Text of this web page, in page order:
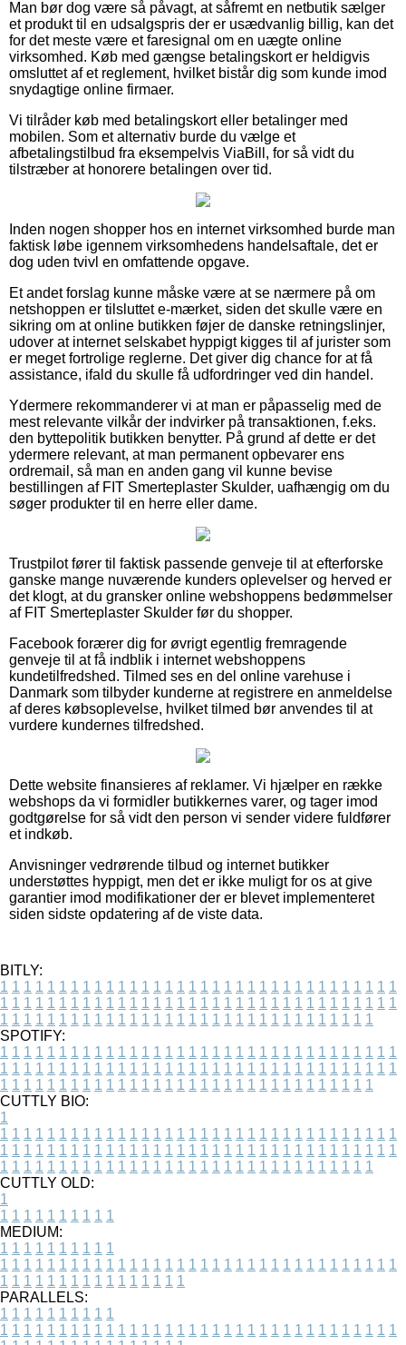
Man bør dog være så påvagt, at såfremt en netbutik sælger
et produkt til en udsalgspris der er usædvanlig billig, kan det
for det meste være et faresignal om en uægte online
virksomhed. Køb med gængse betalingskort er heldigvis
omsluttet af et reglement, hvilket bistår dig som kunde imod
snydagtige online firmaer.
Vi tilråder køb med betalingskort eller betalinger med
mobilen. Som et alternativ burde du vælge et
afbetalingstilbud fra eksempelvis ViaBill, for så vidt du
tilstræber at honorere betalingen over tid.
Inden nogen shopper hos en internet virksomhed burde man
faktisk løbe igennem virksomhedens handelsaftale, det er
dog uden tvivl en omfattende opgave.
Et andet forslag kunne måske være at se nærmere på om
netshoppen er tilsluttet e-mærket, siden det skulle være en
sikring om at online butikken føjer de danske retningslinjer,
udover at internet selskabet hyppigt kigges til af jurister som
er meget fortrolige reglerne. Det giver dig chance for at få
assistance, ifald du skulle få udfordringer ved din handel.
Ydermere rekommanderer vi at man er påpasselig med de
mest relevante vilkår der indvirker på transaktionen, f.eks.
den byttepolitik butikken benytter. På grund af dette er det
ydermere relevant, at man permanent opbevarer ens
ordremail, så man en anden gang vil kunne bevise
bestillingen af FIT Smerteplaster Skulder, uafhængig om du
søger produkter til en herre eller dame.
Trustpilot fører til faktisk passende genveje til at efterforske
ganske mange nuværende kunders oplevelser og herved er
det klogt, at du gransker online webshoppens bedømmelser
af FIT Smerteplaster Skulder før du shopper.
Facebook forærer dig for øvrigt egentlig fremragende
genveje til at få indblik i internet webshoppens
kundetilfredshed. Tilmed ses en del online varehuse i
Danmark som tilbyder kunderne at registrere en anmeldelse
af deres købsoplevelse, hvilket tilmed bør anvendes til at
vurdere kundernes tilfredshed.
Dette website finansieres af reklamer. Vi hjælper en række
webshops da vi formidler butikkernes varer, og tager imod
godtgørelse for så vidt den person vi sender videre fuldfører
et indkøb.
Anvisninger vedrørende tilbud og internet butikker
understøttes hyppigt, men det er ikke muligt for os at give
garantier imod modifikationer der er blevet implementeret
siden sidste opdatering af de viste data.
BITLY:
1 1 1 1 1 1 1 1 1 1 1 1 1 1 1 1 1 1 1 1 1 1 1 1 1 1 1 1 1 1 1 1 1 1
1 1 1 1 1 1 1 1 1 1 1 1 1 1 1 1 1 1 1 1 1 1 1 1 1 1 1 1 1 1 1 1 1 1
1 1 1 1 1 1 1 1 1 1 1 1 1 1 1 1 1 1 1 1 1 1 1 1 1 1 1 1 1 1 1 1
SPOTIFY:
1 1 1 1 1 1 1 1 1 1 1 1 1 1 1 1 1 1 1 1 1 1 1 1 1 1 1 1 1 1 1 1 1 1
1 1 1 1 1 1 1 1 1 1 1 1 1 1 1 1 1 1 1 1 1 1 1 1 1 1 1 1 1 1 1 1 1 1
1 1 1 1 1 1 1 1 1 1 1 1 1 1 1 1 1 1 1 1 1 1 1 1 1 1 1 1 1 1 1 1
CUTTLY BIO:
1
1 1 1 1 1 1 1 1 1 1 1 1 1 1 1 1 1 1 1 1 1 1 1 1 1 1 1 1 1 1 1 1 1 1
1 1 1 1 1 1 1 1 1 1 1 1 1 1 1 1 1 1 1 1 1 1 1 1 1 1 1 1 1 1 1 1 1 1
1 1 1 1 1 1 1 1 1 1 1 1 1 1 1 1 1 1 1 1 1 1 1 1 1 1 1 1 1 1 1 1
CUTTLY OLD:
1
1 1 1 1 1 1 1 1 1 1
MEDIUM:
1 1 1 1 1 1 1 1 1 1
1 1 1 1 1 1 1 1 1 1 1 1 1 1 1 1 1 1 1 1 1 1 1 1 1 1 1 1 1 1 1 1 1 1
1 1 1 1 1 1 1 1 1 1 1 1 1 1 1 1
PARALLELS:
1 1 1 1 1 1 1 1 1 1
1 1 1 1 1 1 1 1 1 1 1 1 1 1 1 1 1 1 1 1 1 1 1 1 1 1 1 1 1 1 1 1 1 1